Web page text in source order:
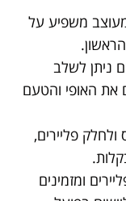
משפיע על
ניתן לשלב
את האופי והטעם
פליירים,
ומזמינים